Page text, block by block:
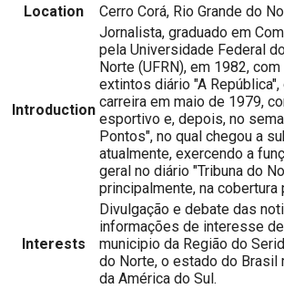
Location
Cerro Corá, Rio Grande do
Introduction
Jornalista, graduado em
pela Universidade Federal
Norte (UFRN), em 1982,
extintos diário "A
carreira em maio de 1979,
esportivo e, depois, no
Pontos", no qual chegou a
atualmente, exercendo a
geral no diário "Tribuna do
principalmente, na cobertura
Interests
Divulgação e debate das
informações de interesse de
municipio da Região do
do Norte, o estado do Brasil
da América do Sul.